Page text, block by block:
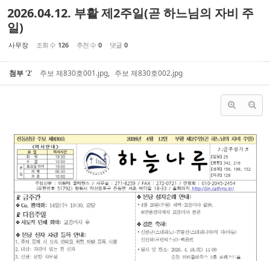
2026.04.12. 부활 제2주일(곧 하느님의 자비 주
일)
사무장 조회 수 126 추천 수 0 댓글 0
첨부'2' 주보 제830호001.jpg, 주보 제830호002.jpg